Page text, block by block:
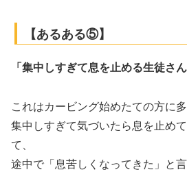
【あるある⑤】
「集中しすぎて息を止める生徒さん
これはカービング始めたての方に多
集中しすぎて気づいたら息を止め
て、
途中で「息苦しくなってきた」と